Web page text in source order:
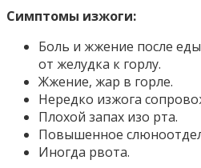
Симптомы изжоги:
Боль и жжение после
от желудка к горлу.
Жжение, жар в горле.
Нередко изжога
Плохой запах изо рта.
Повышенное
Иногда рвота.